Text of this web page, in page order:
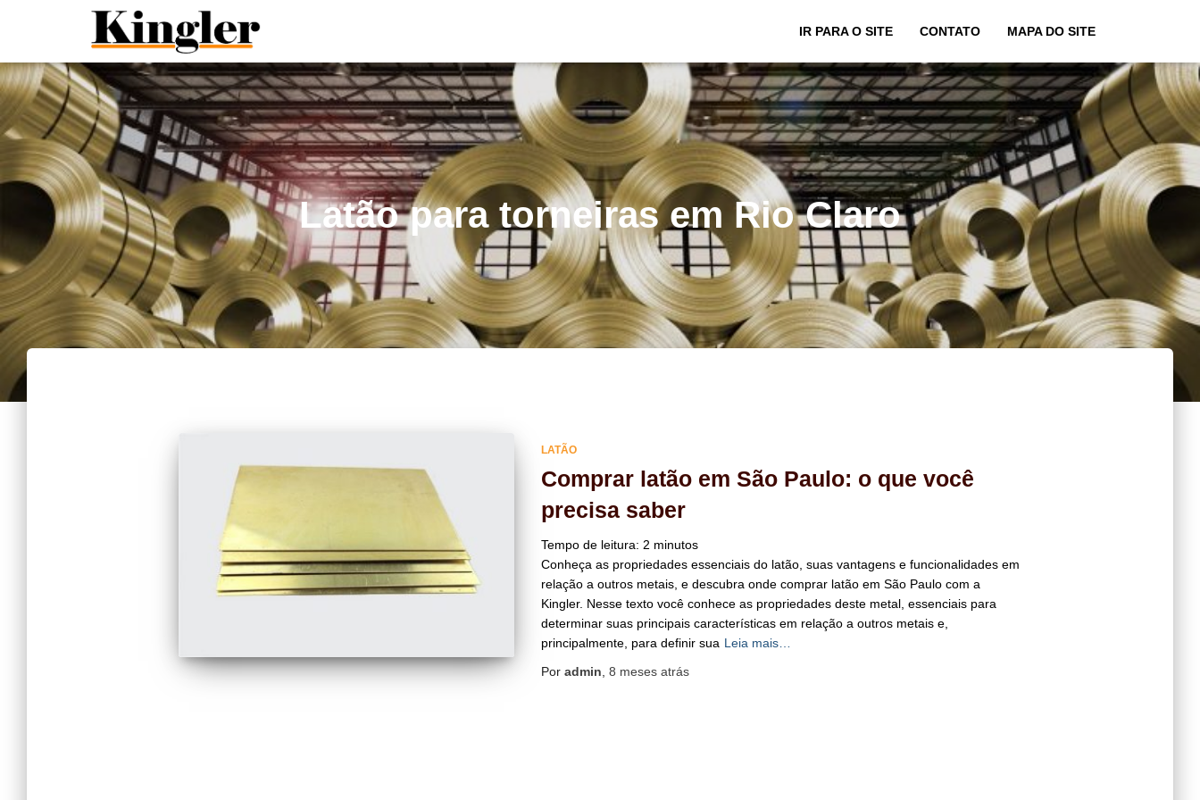
IR PARA O SITE
CONTATO MAPA DO SITE
Latão para torneiras em Rio Claro
LATÃO
Comprar latão em São Paulo: o que você
precisa saber
Tempo de leitura: 2 minutos
Conheça as propriedades essenciais do latão, suas vantagens e funcionalidades em
relação a outros metais, e descubra onde comprar latão em São Paulo com a
Kingler. Nesse texto você conhece as propriedades deste metal, essenciais para
determinar suas principais características em relação a outros metais e,
principalmente, para definir sua Leia mais…
Por admin 8 mesesatrás